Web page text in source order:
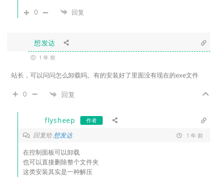
0 回复
想发达
1 年 前
站长，可以问问怎么卸载吗。有的安装好了里面没有现在的exe文件
0 回复
flysheep 作者
回复给想发达 1 年 前
在控制面板可以卸载
也可以直接删除整个文件夹
这类安装其实是一种解压